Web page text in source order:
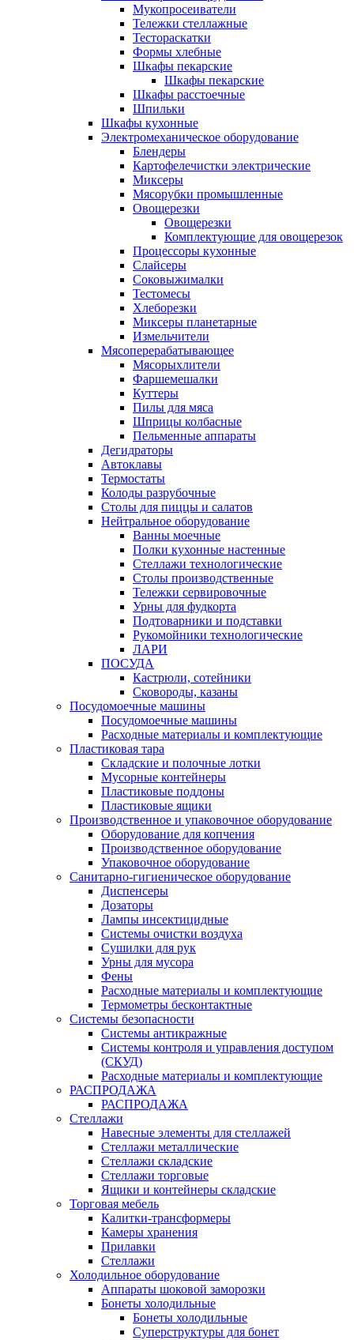
Мукопросеиватели
Тележки стеллажные
Тестораскатки
Формы хлебные
Шкафы пекарские
Шкафы пекарские
Шкафы расстоечные
Шпильки
Шкафы кухонные
Электромеханическое оборудование
Блендеры
Картофелечистки электрические
Миксеры
Мясорубки промышленные
Овощерезки
Овощерезки
Комплектующие для овощерезок
Процессоры кухонные
Слайсеры
Соковыжималки
Тестомесы
Хлеборезки
Миксеры планетарные
Измельчители
Мясоперерабатывающее
Мясорыхлители
Фаршемешалки
Куттеры
Пилы для мяса
Шприцы колбасные
Пельменные аппараты
Дегидраторы
Автоклавы
Термостаты
Колоды разрубочные
Столы для пиццы и салатов
Нейтральное оборудование
Ванны моечные
Полки кухонные настенные
Стеллажи технологические
Столы производственные
Тележки сервировочные
Урны для фудкорта
Подтоварники и подставки
Рукомойники технологические
ЛАРИ
ПОСУДА
Кастрюли, сотейники
Сковороды, казаны
Посудомоечные машины
Посудомоечные машины
Расходные материалы и комплектующие
Пластиковая тара
Складские и полочные лотки
Мусорные контейнеры
Пластиковые поддоны
Пластиковые ящики
Производственное и упаковочное оборудование
Оборудование для копчения
Производственное оборудование
Упаковочное оборудование
Санитарно-гигиеническое оборудование
Диспенсеры
Дозаторы
Лампы инсектицидные
Системы очистки воздуха
Сушилки для рук
Урны для мусора
Фены
Расходные материалы и комплектующие
Термометры бесконтактные
Системы безопасности
Системы антикражные
Системы контроля и управления доступом
(СКУД)
Расходные материалы и комплектующие
РАСПРОДАЖА
РАСПРОДАЖА
Стеллажи
Навесные элементы для стеллажей
Стеллажи металлические
Стеллажи складские
Стеллажи торговые
Ящики и контейнеры складские
Торговая мебель
Калитки-трансформеры
Камеры хранения
Прилавки
Стеллажи
Холодильное оборудование
Аппараты шоковой заморозки
Бонеты холодильные
Бонеты холодильные
Суперструктуры для бонет